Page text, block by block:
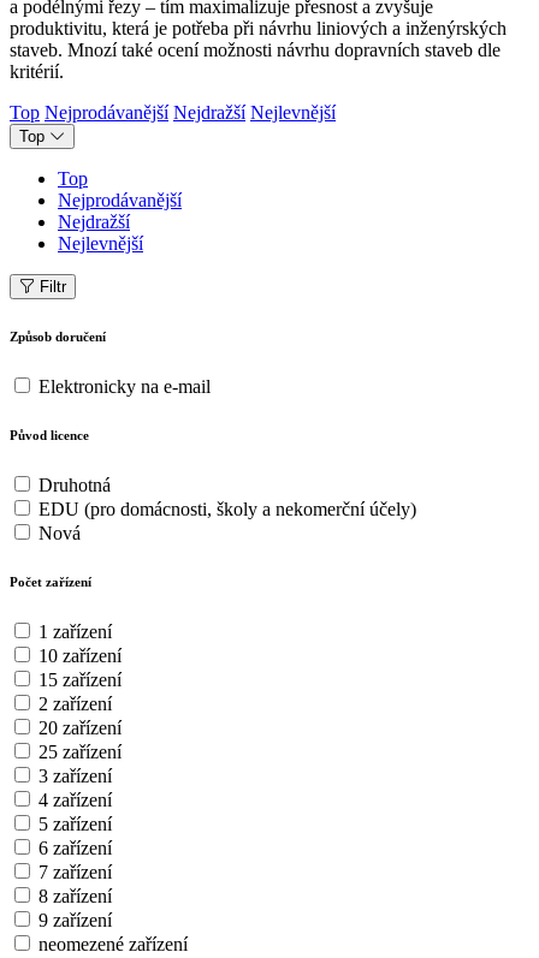
a podélnými řezy – tím maximalizuje přesnost a zvyšuje
produktivitu, která je potřeba při návrhu liniových a inženýrských
staveb. Mnozí také ocení možnosti návrhu dopravních staveb dle
kritérií.
Top Nejprodávanější Nejdražší Nejlevnější
Top
Top
Nejprodávanější
Nejdražší
Nejlevnější
Filtr
Způsob doručení
Elektronicky na e-mail
Původ licence
Druhotná
EDU (pro domácnosti, školy a nekomerční účely)
Nová
Počet zařízení
1 zařízení
10 zařízení
15 zařízení
2 zařízení
20 zařízení
25 zařízení
3 zařízení
4 zařízení
5 zařízení
6 zařízení
7 zařízení
8 zařízení
9 zařízení
neomezené zařízení